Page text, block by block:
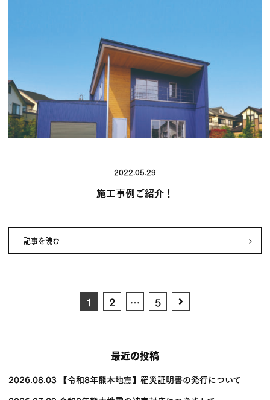
2022.05.29
施工事例ご紹介！
記事を読む
ジ
送
1 2 … 5
page
最近の投稿
2026.08.03 【令和8年熊本地震】罹災証明書の発行について